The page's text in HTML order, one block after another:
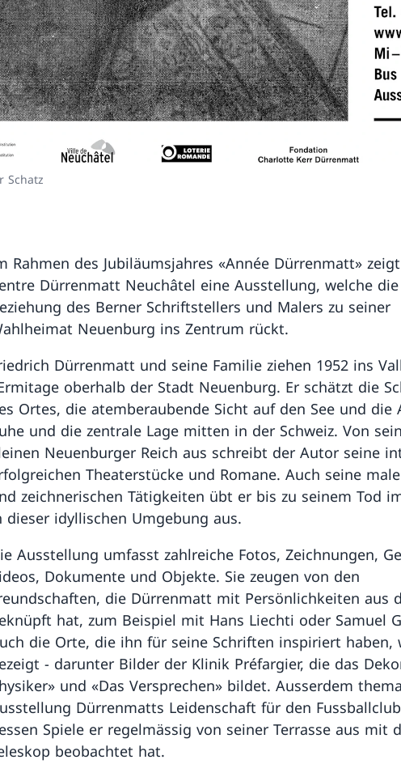
Schatz
Rahmen des Jubiläumsjahres «Année Dürrenmatt»
Dürrenmatt Neuchâtel eine Ausstellung, welche die
des Berner Schriftstellers und Malers zu seiner
Neuenburg ins Zentrum rückt.
Dürrenmatt und seine Familie ziehen 1952 ins
oberhalb der Stadt Neuenburg. Er schätzt die
Ortes, die atemberaubende Sicht auf den See und die
und die zentrale Lage mitten in der Schweiz. Von
Neuenburger Reich aus schreibt der Autor seine
Theaterstücke und Romane. Auch seine
zeichnerischen Tätigkeiten übt er bis zu seinem Tod
dieser idyllischen Umgebung aus.
Ausstellung umfasst zahlreiche Fotos, Zeichnungen,
Dokumente und Objekte. Sie zeugen von den
die Dürrenmatt mit Persönlichkeiten aus
hat, zum Beispiel mit Hans Liechti oder Samuel
die Orte, die ihn für seine Schriften inspiriert haben,
- darunter Bilder der Klinik Préfargier, die das
und «Das Versprechen» bildet. Ausserdem
Dürrenmatts Leidenschaft für den
Spiele er regelmässig von seiner Terrasse aus mit
beobachtet hat.